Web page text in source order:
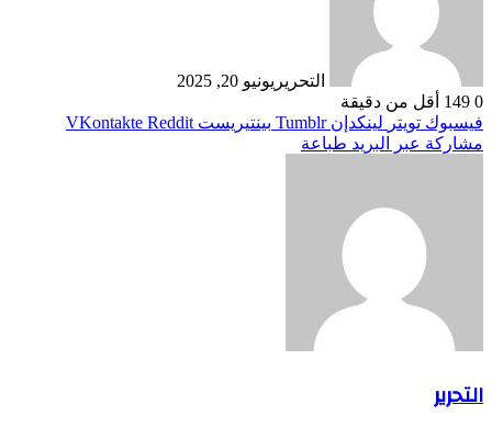
التحرير يونيو 20, 2025
0
أقل من دقيقة
فيسبوك تويتر لينكدإن بينتيريست
مشاركة عبر البريد طباعة
التحرير